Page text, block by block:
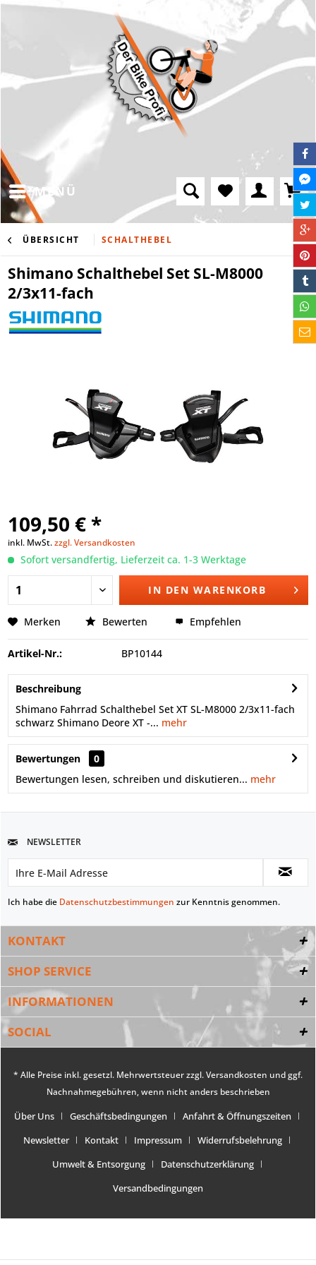
MENÜ
ÜBERSICHT SCHALTHEBEL
Shimano Schalthebel Set SL-M8000
2/3x11-fach
109,50 € *
inkl. MwSt.zzgl. Versandkosten
Sofort versandfertig, Lieferzeit ca. 1-3 Werktage
IN DEN WARENKORB
Merken Bewerten Empfehlen
Artikel-Nr.: BP10144
Beschreibung
Shimano Fahrrad Schalthebel Set XT SL-M8000 2/3x11-fach
schwarz Shimano Deore XT -... mehr
Bewertungen
0
Bewertungen lesen, schreiben und diskutieren... mehr
NEWSLETTER
Ich habe die Datenschutzbestimmungen zur Kenntnis genommen.
KONTAKT
SHOP SERVICE
INFORMATIONEN
SOCIAL
* Alle Preise inkl. gesetzl. Mehrwertsteuer zzgl.Versandkosten und ggf.
Nachnahmegebühren, wenn nicht anders beschrieben
Über Uns Geschäftsbedingungen
Anfahrt & Öffnungszeiten
Newsletter
Kontakt Impressum
Widerrufsbelehrung
Umwelt & Entsorgung
Datenschutzerklärung
Versandbedingungen